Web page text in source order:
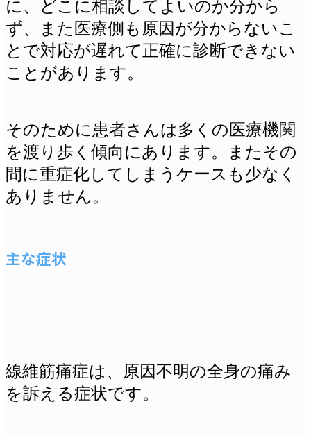
に、どこに相談してよいのか分から
ず、また医療側も原因が分からないこ
とで対応が遅れて正確に診断できない
ことがあります。
そのために患者さんは多くの医療機関
を渡り歩く傾向にあります。またその
間に重症化してしまうケースも少なく
ありません。
主な症状
線維筋痛症は、原因不明の全身の痛み
を訴える症状です。